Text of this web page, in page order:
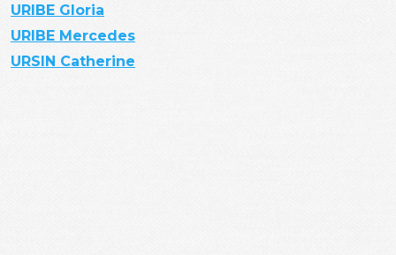
URIBE Gloria
URIBE Mercedes
URSIN Catherine